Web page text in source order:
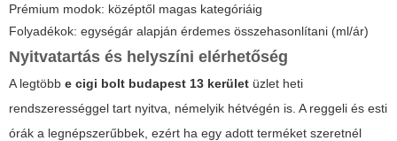
Prémium modok: középtől magas kategóriáig
Folyadékok: egységár alapján érdemes összehasonlítani (ml/ár)
Nyitvatartás és helyszíni elérhetőség
A legtöbb e cigi bolt budapest 13 kerület üzlet heti
rendszerességgel tart nyitva, némelyik hétvégén is. A reggeli és esti
órák a legnépszerűbbek, ezért ha egy adott terméket szeretnél